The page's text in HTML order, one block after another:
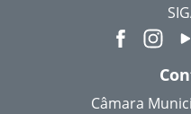
Câmara